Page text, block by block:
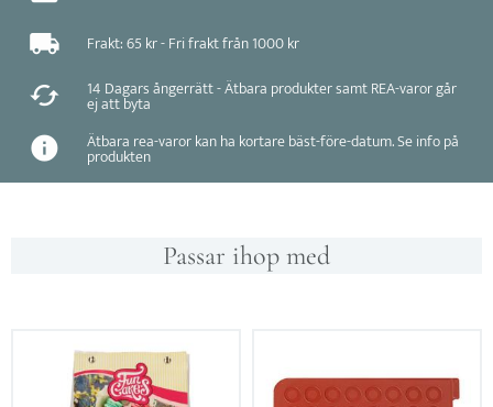
Frakt: 65 kr - Fri frakt från 1000 kr
14 Dagars ångerrätt - Ätbara produkter samt REA-varor går
ej att byta
Ätbara rea-varor kan ha kortare bäst-före-datum. Se info på
produkten
Passar ihop med